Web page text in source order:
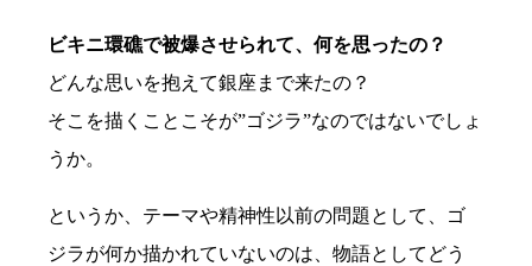
ビキニ環礁で被爆させられて、何を思ったの？
どんな思いを抱えて銀座まで来たの？
そこを描くことこそが”ゴジラ”なのではないでしょ
うか。
というか、テーマや精神性以前の問題として、ゴ
ジラが何か描かれていないのは、物語としてどう